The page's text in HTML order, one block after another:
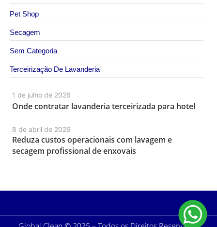
1 de julho de 2026
Onde contratar lavanderia terceirizada para hotel
8 de abril de 2026
Reduza custos operacionais com lavagem e
secagem profissional de enxovais
Pet Shop
Secagem
Sem Categoria
Terceirização De Lavanderia